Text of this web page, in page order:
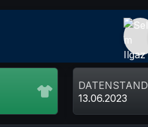
DATENSTAND
13.06.2023